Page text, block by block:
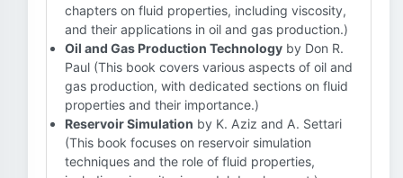
chapters on fluid properties, including viscosity,
and their applications in oil and gas production.)
Oil and Gas Production Technology by Don R.
Paul (This book covers various aspects of oil and
gas production, with dedicated sections on fluid
properties and their importance.)
Reservoir Simulation by K. Aziz and A. Settari
(This book focuses on reservoir simulation
techniques and the role of fluid properties,